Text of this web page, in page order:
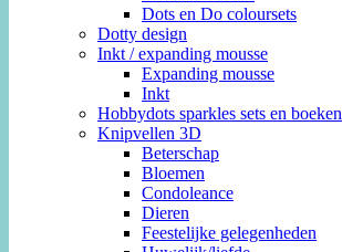
Dots en Do coloursets
Dotty design
Inkt / expanding mousse
Expanding mousse
Inkt
Hobbydots sparkles sets en boeken
Knipvellen 3D
Beterschap
Bloemen
Condoleance
Dieren
Feestelijke gelegenheden